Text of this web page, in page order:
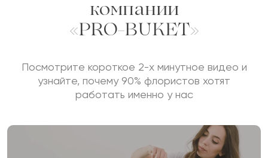
компании
«PRO-BUKET»
Посмотрите короткое 2-х минутное видео и
узнайте, почему 90% флористов хотят
работать именно у нас